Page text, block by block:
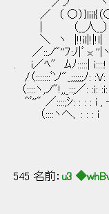
／ノ ヽ､
／ （ ○）}liil{（○
| （__人
＼ ヽ
／::ノ"''ﾌ:ﾉ|ﾞ x ''|ヽ
. i／ﾍ" ﾑﾉ:::::|
/（:::::::ﾞソ"_;;;;;;ﾉ:
（::::ヽ,ノ"!,,_::;／: :i: :i:
^ﾞ''" ／::::;ｼ: : : : i , -ii
（::::ヽへ、: :
545 名前： u3